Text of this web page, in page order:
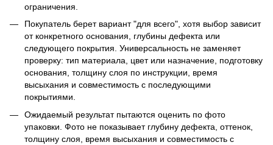
ограничения.
Покупатель берет вариант "для всего", хотя выбор зависит
от конкретного основания, глубины дефекта или
следующего покрытия. Универсальность не заменяет
проверку: тип материала, цвет или назначение, подготовку
основания, толщину слоя по инструкции, время
высыхания и совместимость с последующими
покрытиями.
Ожидаемый результат пытаются оценить по фото
упаковки. Фото не показывает глубину дефекта, оттенок,
толщину слоя, время высыхания и совместимость с